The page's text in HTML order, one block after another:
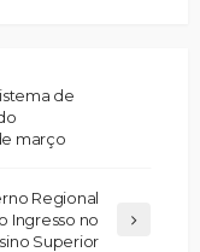
de
março
Regional
Ingresso no
Superior